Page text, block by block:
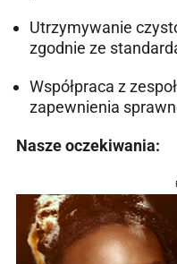
Utrzymywanie
zgodnie ze
Współpraca z
zapewnienia
Nasze oczekiwania: